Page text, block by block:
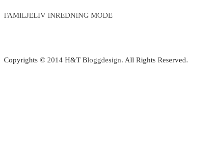
FAMILJELIV INREDNING MODE
Copyrights © 2014 H&T Bloggdesign. All Rights Reserved.